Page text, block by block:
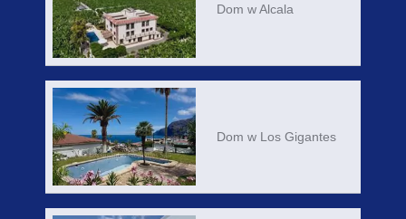
Dom w Alcala
Dom w Los Gigantes